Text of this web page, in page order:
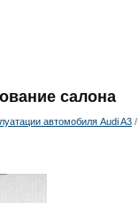
салона
автомобиля Audi A3 /